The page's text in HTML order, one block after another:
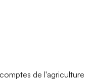
de l'agriculture